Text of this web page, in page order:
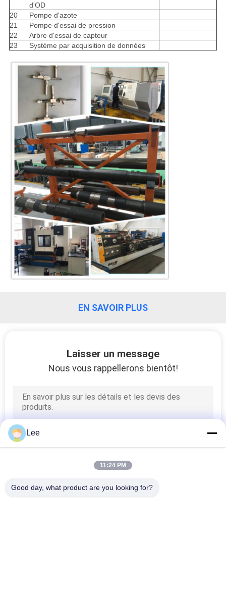
CONTACTEZ-
NOUS
NOUVELLES
BLOG
PLAN
DU
SITE
PRIVACY
POLICY
d'OD
20
Pompe d'azote
21
Pompe d'essai de pression
22
Arbre d'essai de capteur
23
Système par acquisition de données
EN SAVOIR PLUS
Laisser un message
Nous vous rappellerons bientôt!
Lee
11:24 PM
Good day, what product are you looking for?